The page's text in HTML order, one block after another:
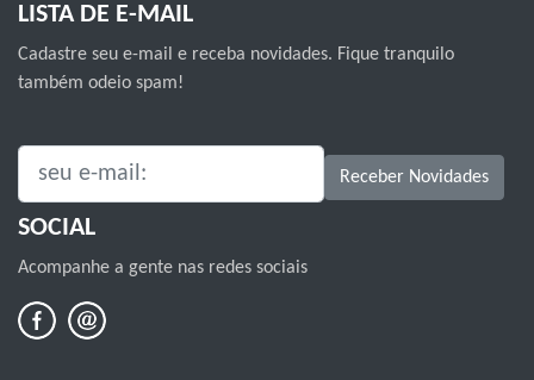
LISTA DE E-MAIL
Cadastre seu e-mail e receba novidades. Fique tranquilo
também odeio spam!
SEU E-MAIL: Receber Novidades
SOCIAL
Acompanhe a gente nas redes sociais